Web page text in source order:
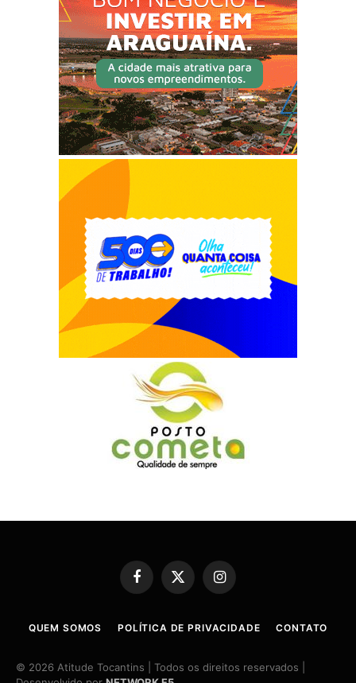
Facebook
X
Instagram
QUEM SOMOS POLÍTICA DE PRIVACIDADE CONTATO
© 2026 Atitude Tocantins | Todos os direitos reservados |